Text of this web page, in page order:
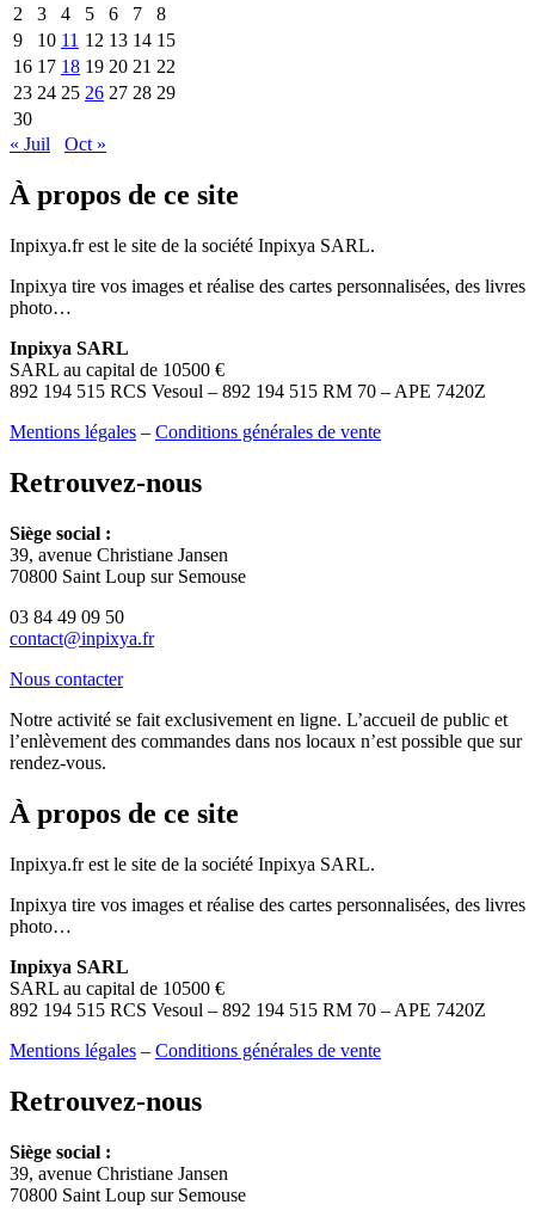
2
3 4 5 6 7
8
9
10 11 12 13 14 15
16 17 18 19 20 21 22
23 24 25 26 27 28 29
30
« Juil
Oct »
À propos de ce site
Inpixya.fr est le site de la société Inpixya SARL.
Inpixya tire vos images et réalise des cartes personnalisées, des livres
photo…
Inpixya SARL
SARL au capital de 10500 €
892 194 515 RCS Vesoul – 892 194 515 RM 70 – APE 7420Z
Mentions légales – Conditions générales de vente
Retrouvez-nous
Siège social :
39, avenue Christiane Jansen
70800 Saint Loup sur Semouse
03 84 49 09 50
contact@inpixya.fr
Nous contacter
Notre activité se fait exclusivement en ligne. L’accueil de public et
l’enlèvement des commandes dans nos locaux n’est possible que sur
rendez-vous.
À propos de ce site
Inpixya.fr est le site de la société Inpixya SARL.
Inpixya tire vos images et réalise des cartes personnalisées, des livres
photo…
Inpixya SARL
SARL au capital de 10500 €
892 194 515 RCS Vesoul – 892 194 515 RM 70 – APE 7420Z
Mentions légales – Conditions générales de vente
Retrouvez-nous
Siège social :
39, avenue Christiane Jansen
70800 Saint Loup sur Semouse